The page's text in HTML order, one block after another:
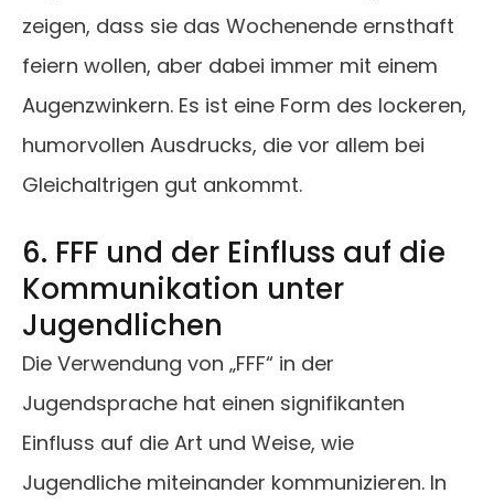
zeigen, dass sie das Wochenende ernsthaft
feiern wollen, aber dabei immer mit einem
Augenzwinkern. Es ist eine Form des lockeren,
humorvollen Ausdrucks, die vor allem bei
Gleichaltrigen gut ankommt.
6. FFF und der Einfluss auf die
Kommunikation unter
Jugendlichen
Die Verwendung von „FFF“ in der
Jugendsprache hat einen signifikanten
Einfluss auf die Art und Weise, wie
Jugendliche miteinander kommunizieren. In